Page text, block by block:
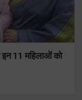
इन 11 महिलाओं को